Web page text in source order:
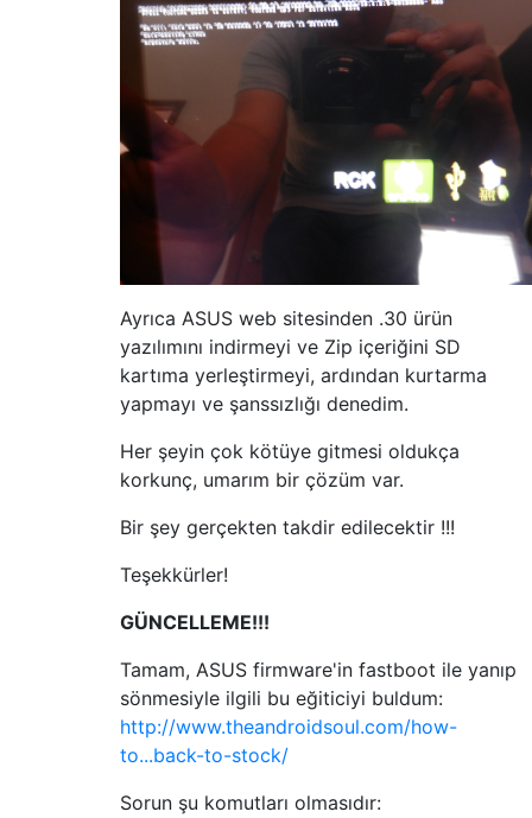
Ayrıca ASUS web sitesinden .30 ürün
yazılımını indirmeyi ve Zip içeriğini SD
kartıma yerleştirmeyi, ardından kurtarma
yapmayı ve şanssızlığı denedim.
Her şeyin çok kötüye gitmesi oldukça
korkunç, umarım bir çözüm var.
Bir şey gerçekten takdir edilecektir !!!
Teşekkürler!
GÜNCELLEME!!!
Tamam, ASUS firmware'in fastboot ile yanıp
sönmesiyle ilgili bu eğiticiyi buldum:
http://www.theandroidsoul.com/how-
to...back-to-stock/
Sorun şu komutları olmasıdır: